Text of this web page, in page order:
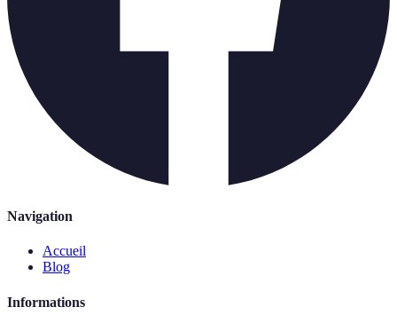
Navigation
Accueil
Blog
Informations